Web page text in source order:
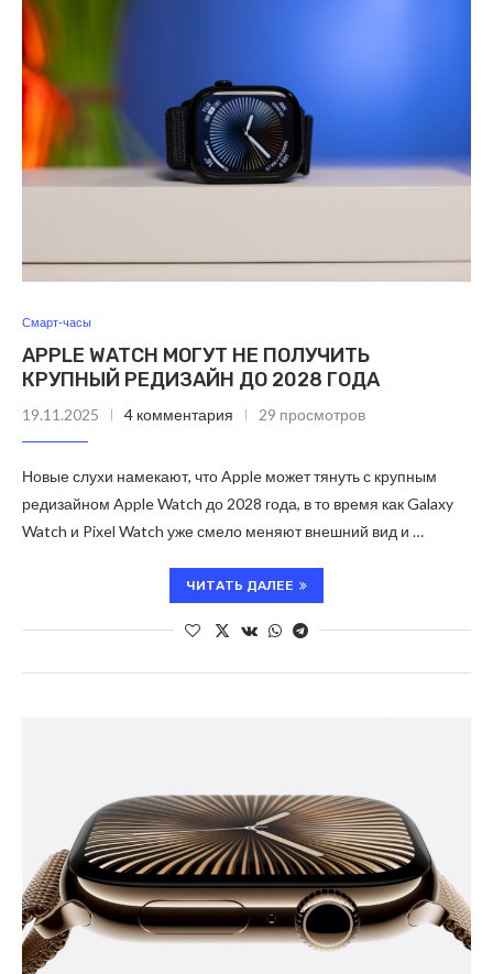
Смарт-часы
APPLE WATCH МОГУТ НЕ ПОЛУЧИТЬ
КРУПНЫЙ РЕДИЗАЙН ДО 2028 ГОДА
19.11.2025 4 комментария 29 просмотров
Новые слухи намекают, что Apple может тянуть с крупным
редизайном Apple Watch до 2028 года, в то время как Galaxy
Watch и Pixel Watch уже смело меняют внешний вид и …
ЧИТАТЬ ДАЛЕЕ